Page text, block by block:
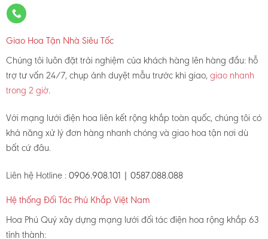
Giao Hoa Tận Nhà Siêu Tốc
Chúng tôi luôn đặt trải nghiệm của khách hàng lên hàng đầu: hỗ
trợ tư vấn 24/7, chụp ảnh duyệt mẫu trước khi giao,giao nhanh
trong 2 giờ.
Với mạng lưới điện hoa liên kết rộng khắp toàn quốc, chúng tôi có
khả năng xử lý đơn hàng nhanh chóng và giao hoa tận nơi dù
bất cứ đâu.
Liên hệ Hotline : 0906.908.101 | 0587.088.088
Hệ thống Đối Tác Phủ Khắp Việt Nam
Hoa Phú Quý xây dựng mạng lưới đối tác điện hoa rộng khắp 63
tỉnh thành: